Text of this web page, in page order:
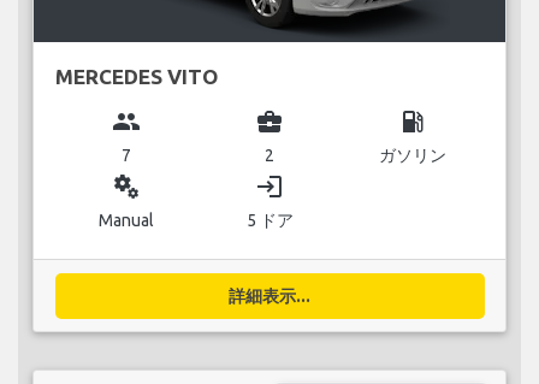
MERCEDES VITO
group
7
business_center
2
local_gas_station
ガソリン
miscellaneous_services
Manual
login
5 ドア
詳細表示...